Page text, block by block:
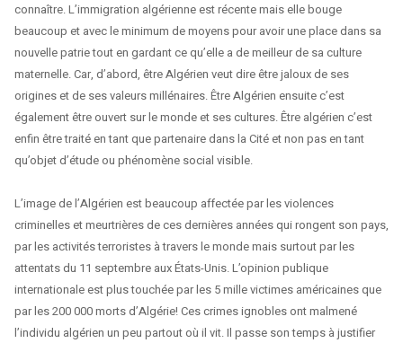
connaître. L’immigration algérienne est récente mais elle bouge
beaucoup et avec le minimum de moyens pour avoir une place dans sa
nouvelle patrie tout en gardant ce qu’elle a de meilleur de sa culture
maternelle. Car, d’abord, être Algérien veut dire être jaloux de ses
origines et de ses valeurs millénaires. Être Algérien ensuite c’est
également être ouvert sur le monde et ses cultures. Être algérien c’est
enfin être traité en tant que partenaire dans la Cité et non pas en tant
qu’objet d’étude ou phénomène social visible.
L’image de l’Algérien est beaucoup affectée par les violences
criminelles et meurtrières de ces dernières années qui rongent son pays,
par les activités terroristes à travers le monde mais surtout par les
attentats du 11 septembre aux États-Unis. L’opinion publique
internationale est plus touchée par les 5 mille victimes américaines que
par les 200 000 morts d’Algérie! Ces crimes ignobles ont malmené
l’individu algérien un peu partout où il vit. Il passe son temps à justifier